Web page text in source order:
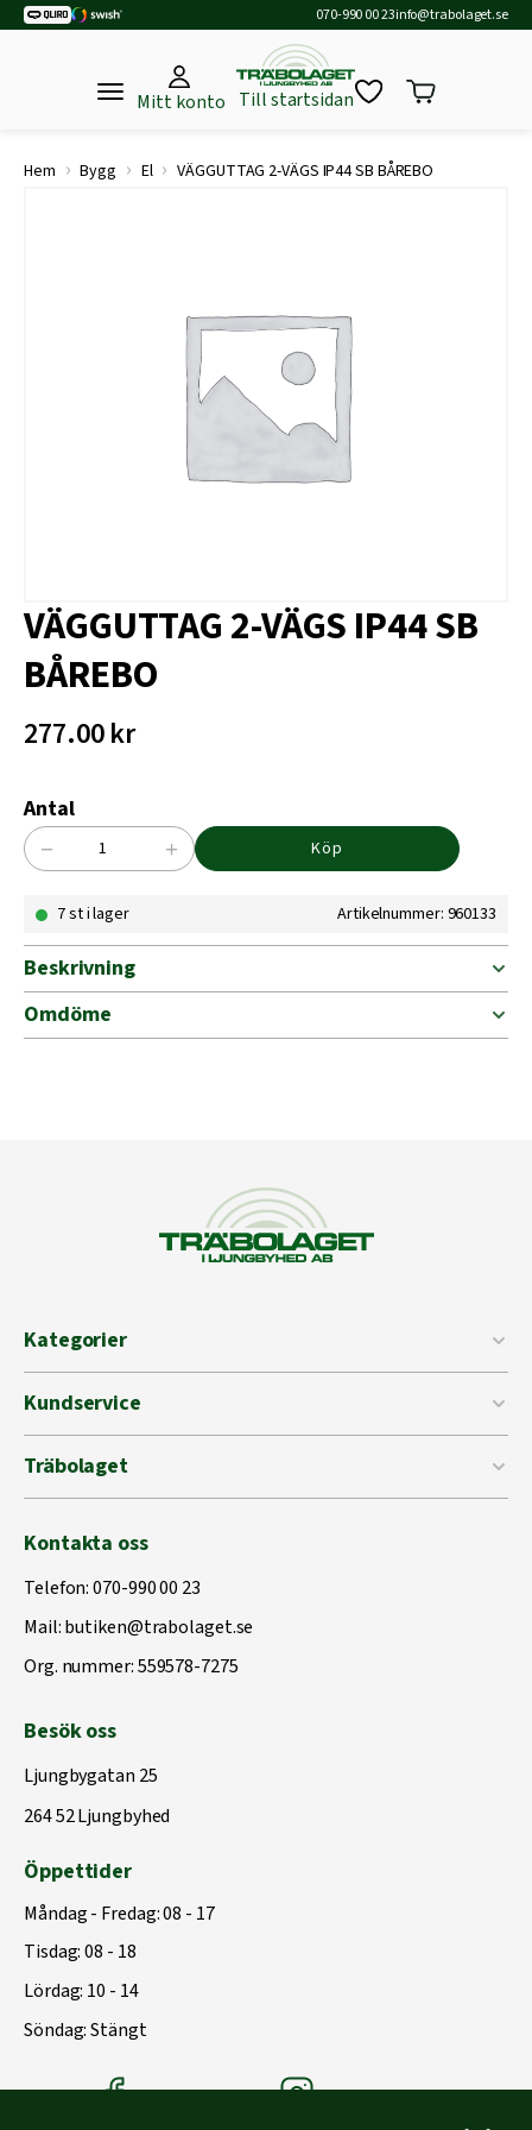
070-990 00 23info@trabolaget.se
Mitt konto Till startsidan
Hem › Bygg › El › VÄGGUTTAG 2-VÄGS IP44 SB BÅREBO
VÄGGUTTAG 2-VÄGS IP44 SB
BÅREBO
277.00kr
Antal
VÄGGUTTAG
VÄGS
SB
mängd
− + Köp
7 st i lager Artikelnummer: 960133
Beskrivning
Omdöme
Kategorier
Kundservice
Träbolaget
Kontakta oss
Telefon:070-990 00 23
Mail:butiken@trabolaget.se
Org. nummer: 559578-7275
Besök oss
Ljungbygatan 25
264 52 Ljungbyhed
Öppettider
Måndag - Fredag: 08 - 17
Tisdag: 08 - 18
Lördag: 10 - 14
Söndag: Stängt